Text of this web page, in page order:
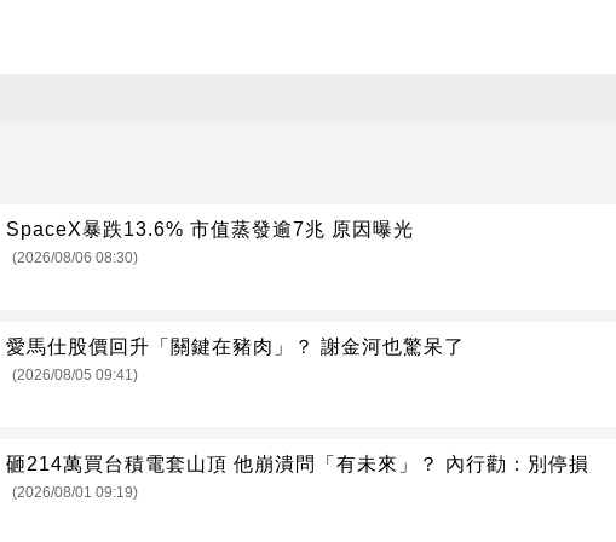
SpaceX暴跌13.6% 市值蒸發逾7兆 原因曝光
(2026/08/06 08:30)
愛馬仕股價回升「關鍵在豬肉」？ 謝金河也驚呆了
(2026/08/05 09:41)
砸214萬買台積電套山頂 他崩潰問「有未來」？ 內行勸：別停損
(2026/08/01 09:19)